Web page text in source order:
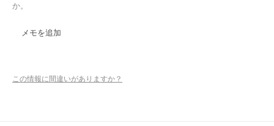
か。
メモを追加
この情報に間違いがありますか？